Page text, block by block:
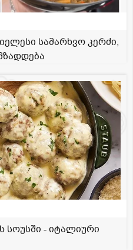
სამარხვო კერძი,
სოუსში - იტალიური